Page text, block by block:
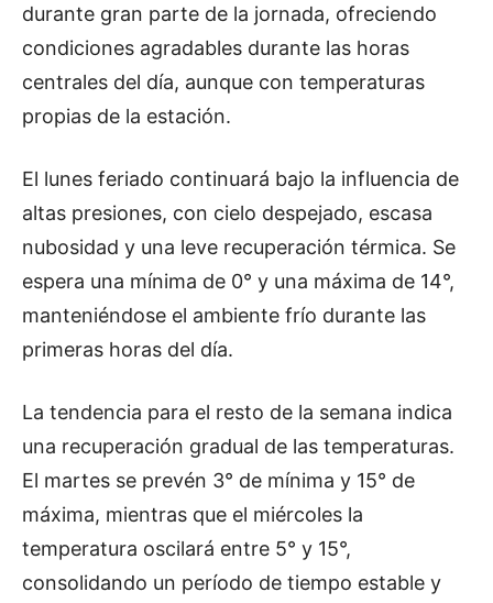
durante gran parte de la jornada, ofreciendo
condiciones agradables durante las horas
centrales del día, aunque con temperaturas
propias de la estación.
El lunes feriado continuará bajo la influencia de
altas presiones, con cielo despejado, escasa
nubosidad y una leve recuperación térmica. Se
espera una mínima de 0° y una máxima de 14°,
manteniéndose el ambiente frío durante las
primeras horas del día.
La tendencia para el resto de la semana indica
una recuperación gradual de las temperaturas.
El martes se prevén 3° de mínima y 15° de
máxima, mientras que el miércoles la
temperatura oscilará entre 5° y 15°,
consolidando un período de tiempo estable y